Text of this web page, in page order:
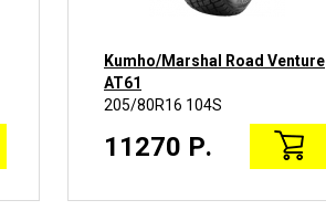
Kumho/Marshal Road Venture
AT61
205/80R16 104S
11270 Р.